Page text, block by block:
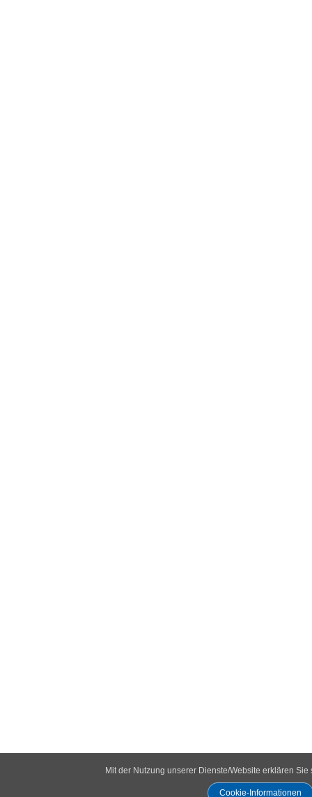
Mit der Nutzung unserer Dienste/Website erklären
Cookie-Informationen